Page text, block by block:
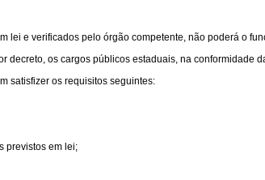
lei e verificados pelo órgão competente, não poderá o
decreto, os cargos públicos estaduais, na conformidade
satisfizer os requisitos seguintes:
previstos em lei;